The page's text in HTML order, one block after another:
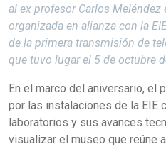
al ex profesor Carlos Meléndez
organizada en alianza con la
de la primera transmisión de
que tuvo lugar el 5 de octubre
En el marco del aniversario, el
por las instalaciones de la EIE
laboratorios y sus avances
visualizar el museo que reúne